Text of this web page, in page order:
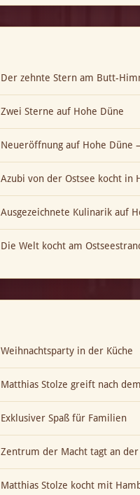
Der zehnte Stern am Butt-
Zwei Sterne auf Hohe Düne
Neueröffnung auf Hohe Düne
Azubi von der Ostsee kocht in
Ausgezeichnete Kulinarik auf
Die Welt kocht am
Weihnachtsparty in der Küche
Matthias Stolze greift nach
Exklusiver Spaß für Familien
Zentrum der Macht tagt an der
Matthias Stolze kocht mit